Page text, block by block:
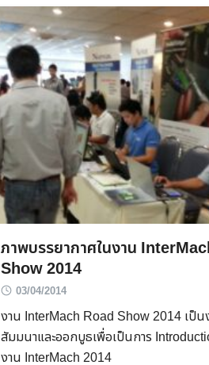
ภาพบรรยากาศในงาน
Show 2014
03/04/2014
งาน InterMach Road Show 2014 เป็น
สัมมนาและออกบูธเพื่อเป็นการ
งาน InterMach 2014